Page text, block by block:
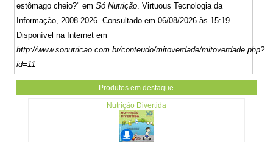
estômago cheio?" emSó Nutrição . Virtuous Tecnologia da
Informação, 2008-2026. Consultado em 06/08/2026 às 15:19.
Disponível na Internet em
http://www.sonutricao.com.br/conteudo/mitoverdade/mitoverdade.php?
id=11
Produtos em destaque
Nutrição Divertida